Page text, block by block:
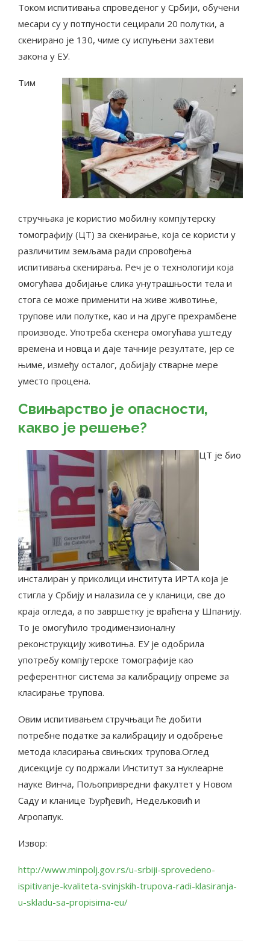
Током испитивања спроведеног у Србији, обучени
месари су у потпуности сецирали 20 полутки, а
скенирано је 130, чиме су испуњени захтеви
закона у ЕУ.
Тим
стручњака је користио мобилну компјутерску
томографију (ЦТ) за скенирање, која се користи у
различитим земљама ради спровођења
испитивања скенирања. Реч је о технологији која
омогућава добијање слика унутрашњости тела и
стога се може применити на живе животиње,
трупове или полутке, као и на друге прехрамбене
производе. Употреба скенера омогућава уштеду
времена и новца и даје тачније резултате, јер се
њиме, између осталог, добијају стварне мере
уместо процена.
Свињарство је опасности,
какво је решење?
ЦТ је био
инсталиран у приколици института ИРТА која је
стигла у Србију и налазила се у кланици, све до
краја огледа, а по завршетку је враћена у Шпанију.
То је омогућило тродимензионалну
реконструкцију животиња. ЕУ је одобрила
употребу компјутерске томографије као
референтног система за калибрацију опреме за
класирање трупова.
Овим испитивањем стручњаци ће добити
потребне податке за калибрацију и одобрење
метода класирања свињских трупова.Оглед
дисекције су подржали Институт за нуклеарне
науке Винча, Пољопривредни факултет у Новом
Саду и кланице Ђурђевић, Недељковић и
Агропапук.
Извор:
http://www.minpolj.gov.rs/u-srbiji-sprovedeno-
ispitivanje-kvaliteta-svinjskih-trupova-radi-klasiranja-
u-skladu-sa-propisima-eu/